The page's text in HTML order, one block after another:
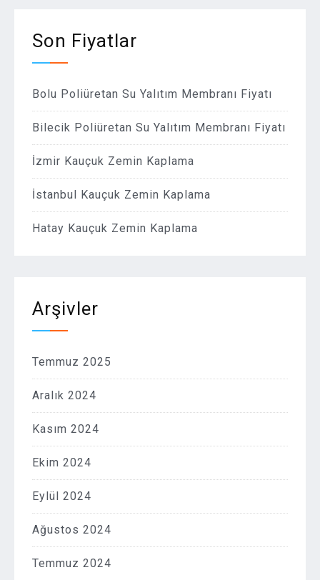
Son Fiyatlar
Bolu Poliüretan Su Yalıtım Membranı Fiyatı
Bilecik Poliüretan Su Yalıtım Membranı Fiyatı
İzmir Kauçuk Zemin Kaplama
İstanbul Kauçuk Zemin Kaplama
Hatay Kauçuk Zemin Kaplama
Arşivler
Temmuz 2025
Aralık 2024
Kasım 2024
Ekim 2024
Eylül 2024
Ağustos 2024
Temmuz 2024